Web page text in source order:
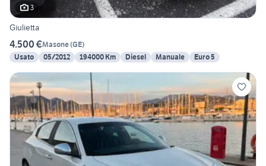
3
Giulietta
4.500 €Masone(GE)
Usato
05/2012 194000 Km Diesel Manuale Euro 5